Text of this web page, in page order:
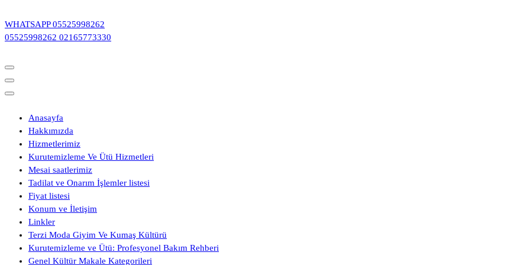
geç
WHATSAPP 05525998262
05525998262 02165773330
Anasayfa
Hakkımızda
Hizmetlerimiz
Kurutemizleme Ve Ütü Hizmetleri
Mesai saatlerimiz
Tadilat ve Onarım İşlemler listesi
Fiyat listesi
Konum ve İletişim
Linkler
Terzi Moda Giyim Ve Kumaş Kültürü
Kurutemizleme ve Ütü: Profesyonel Bakım Rehberi
Genel Kültür Makale Kategorileri